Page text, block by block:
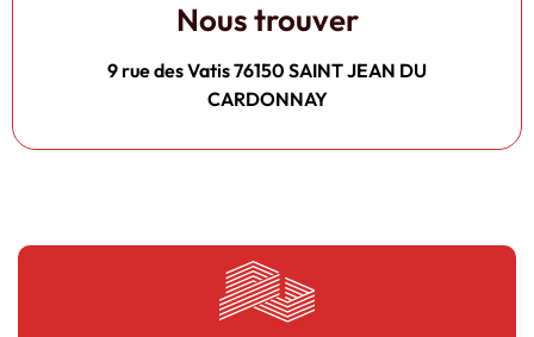
Nous trouver
9 rue des Vatis 76150 SAINT JEAN DU
CARDONNAY